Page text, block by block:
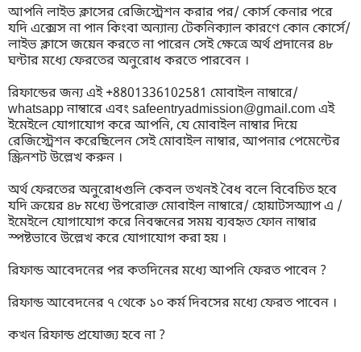
আপনি লাইভ ক্লাসের রেজিস্ট্রেশন করার পর/ কোর্স কেনার পরে
যদি এক্সেস না পান কিংবা অন্যান্য টেকনিক্যাল কারণে কোন কোর্সে/
লাইভ ক্লাসে জয়েন করতে না পারেন সেই ক্ষেত্রে অর্থ প্রদানের ৪৮
ঘন্টার মধ্যে ফেরতের অনুরোধ করতে পারবেন ।
রিফান্ডের জন্য এই +8801336102581 মোবাইল নাম্বারে/
whatsapp নাম্বারে এবং safeentryadmission@gmail.com এই
ইমেইলে যোগাযোগ করে আপনি, যে মোবাইল নাম্বার দিয়ে
রেজিস্ট্রেশন করেছিলেন সেই মোবাইল নাম্বার, আপনার পেমেন্টের
স্ক্রিনশট উল্লেখ করুন ।
অর্থ ফেরতের অনুরোধগুলি কেবল তখনই বৈধ বলে বিবেচিত হবে
যদি ক্রয়ের ৪৮ মধ্যে উপরোক্ত মোবাইল নাম্বারে/ হোয়াটসঅ্যাপ এ /
ইমেইলে যোগাযোগ করে নিবন্ধনের সময় ব্যবহৃত ফোন নাম্বার
স্পষ্টভাবে উল্লেখ করে যোগাযোগ করা হয় ।
রিফান্ড আবেদনের পর কতদিনের মধ্যে আপনি ফেরত পাবেন ?
রিফান্ড আবেদনের ৭ থেকে ১০ কর্ম দিবসের মধ্যে ফেরত পাবেন ।
কখন রিফান্ড প্রযোজ্য হবে না ?